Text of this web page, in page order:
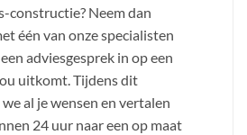
constructie? Neem dan
één van onze specialisten
adviesgesprek in op een
uitkomt. Tijdens dit
al je wensen en vertalen
24 uur naar een op maat